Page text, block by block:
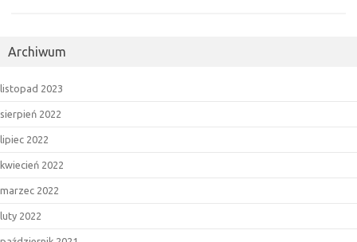
Archiwum
listopad 2023
sierpień 2022
lipiec 2022
kwiecień 2022
marzec 2022
luty 2022